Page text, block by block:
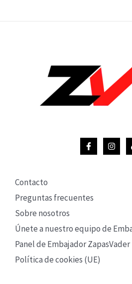
Contacto
Preguntas frecuentes
Sobre nosotros
Únete a nuestro equipo de
Panel de Embajador ZapasVader
Política de cookies (UE)